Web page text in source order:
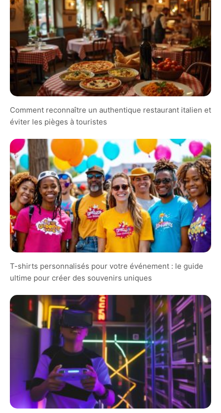
Comment reconnaître un authentique restaurant italien et
éviter les pièges à touristes
T-shirts personnalisés pour votre événement : le guide
ultime pour créer des souvenirs uniques